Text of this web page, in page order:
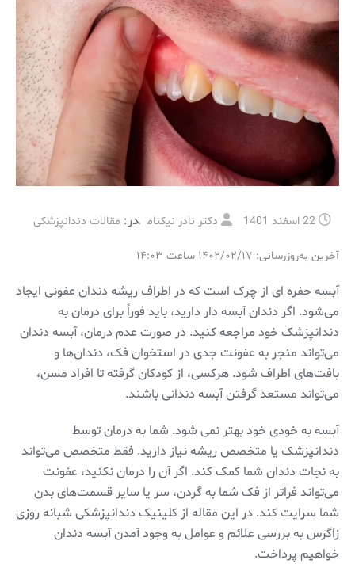
22 اسفند 1401 دکتر نادر نیکنام در: مقالات دندانپزشکی
آخرین به‌روزرسانی: ۱۴۰۲/۰۲/۱۷ ساعت ۱۴:۰۳
آبسه حفره ای از چرک است که در اطراف ریشه دندان عفونی ایجاد
می‌شود. اگر دندان آبسه دار دارید، باید فوراً برای درمان به
دندانپزشک خود مراجعه کنید. در صورت عدم درمان، آبسه دندان
می‌تواند منجر به عفونت جدی در استخوان فک، دندان‌ها و
بافت‌های اطراف شود. هرکسی، از کودکان گرفته تا افراد مسن،
می‌تواند مستعد گرفتن آبسه دندانی باشند.
آبسه به خودی خود بهتر نمی شود. شما به درمان توسط
دندانپزشک یا متخصص ریشه نیاز دارید. فقط متخصص می‌تواند
به نجات دندان شما کمک کند. اگر آن را درمان نکنید، عفونت
می‌تواند فراتر از فک شما به گردن، سر یا سایر قسمت‌های بدن
شما سرایت کند. در این مقاله از کلینیک دندانپزشکی شبانه روزی
زاگرس به بررسی علائم و عوامل به وجود آمدن آبسه دندان
خواهیم پرداخت.